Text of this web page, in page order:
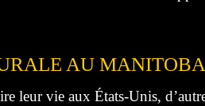
AU MANITOBA
leur vie aux États-Unis,